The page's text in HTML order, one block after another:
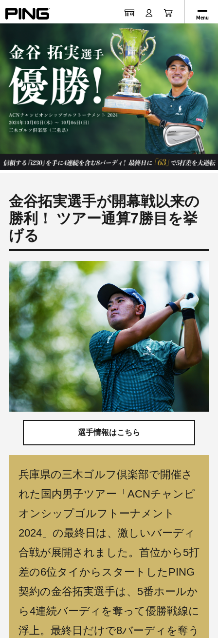
Menu
金谷拓実選手が開幕戦以来の
勝利！ ツアー通算7勝目を挙
げる
選手情報はこちら
兵庫県の三木ゴルフ倶楽部で開催さ
れた国内男子ツアー「ACNチャンピ
オンシップゴルフトーナメント
2024」の最終日は、激しいバーディ
合戦が展開されました。首位から5打
差の6位タイからスタートしたPING
契約の金谷拓実選手は、5番ホールか
ら4連続バーディを奪って優勝戦線に
浮上。最終日だけで8バーディを奪う